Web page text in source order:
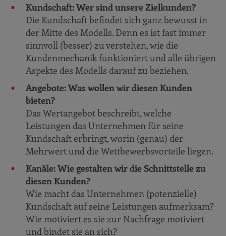
Kundschaft: Wer sind unsere Zielkunden?
Die Kundschaft befindet sich ganz bewusst in
der Mitte des Modells. Denn es ist fast immer
sinnvoll (besser) zu verstehen, wie die
Kundenmechanik funktioniert und alle übrigen
Aspekte des Modells darauf zu beziehen.
Angebote: Was wollen wir diesen Kunden
bieten?
Das Wertangebot beschreibt, welche
Leistungen das Unternehmen für seine
Kundschaft erbringt, worin (genau) der
Mehrwert und die Wettbewerbsvorteile liegen.
Kanäle: Wie gestalten wir die Schnittstelle zu
diesen Kunden?
Wie macht das Unternehmen (potenzielle)
Kundschaft auf seine Leistungen aufmerksam?
Wie motiviert es sie zur Nachfrage motiviert
und bindet sie an sich?